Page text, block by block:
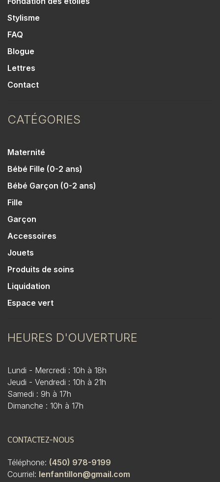
Stylisme
FAQ
Blogue
Lettres
Contact
CATÉGORIES
Maternité
Bébé Fille (0-2 ans)
Bébé Garçon (0-2 ans)
Fille
Garçon
Accessoires
Jouets
Produits de soins
Liquidation
Espace vert
HEURES D'OUVERTURE
Lundi - Mercredi : 10h à 18h
Jeudi - Vendredi : 10h à 21h
Samedi : 9h à 17h
Dimanche : 10h à 17h
CONTACTEZ-NOUS
Téléphone: (450) 978-9199
Courriel: lenfantillon@gmail.com